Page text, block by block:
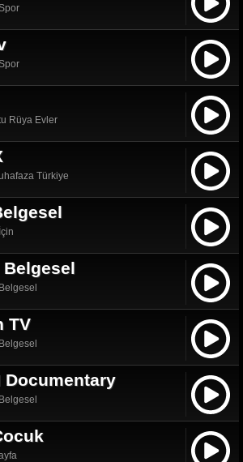
Rüya Evler
Türkiye
Belgesel
Belgesel
TV
Belgesel
Documentary
Belgesel